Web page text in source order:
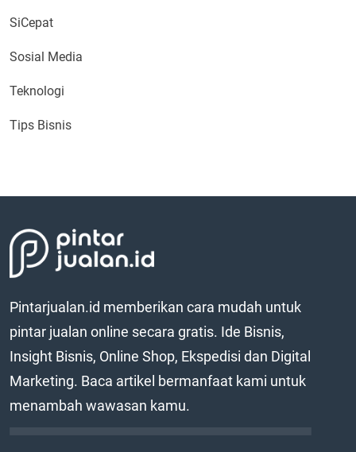
SiCepat
Sosial Media
Teknologi
Tips Bisnis
Pintarjualan.id memberikan cara mudah untuk
pintar jualan online secara gratis. Ide Bisnis,
Insight Bisnis, Online Shop, Ekspedisi dan Digital
Marketing. Baca artikel bermanfaat kami untuk
menambah wawasan kamu.